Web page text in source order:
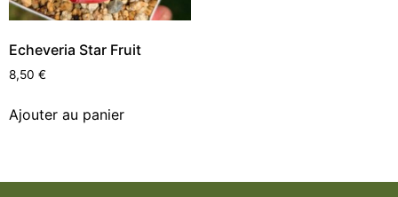
Echeveria Star Fruit
8,50 €
Ajouter au panier